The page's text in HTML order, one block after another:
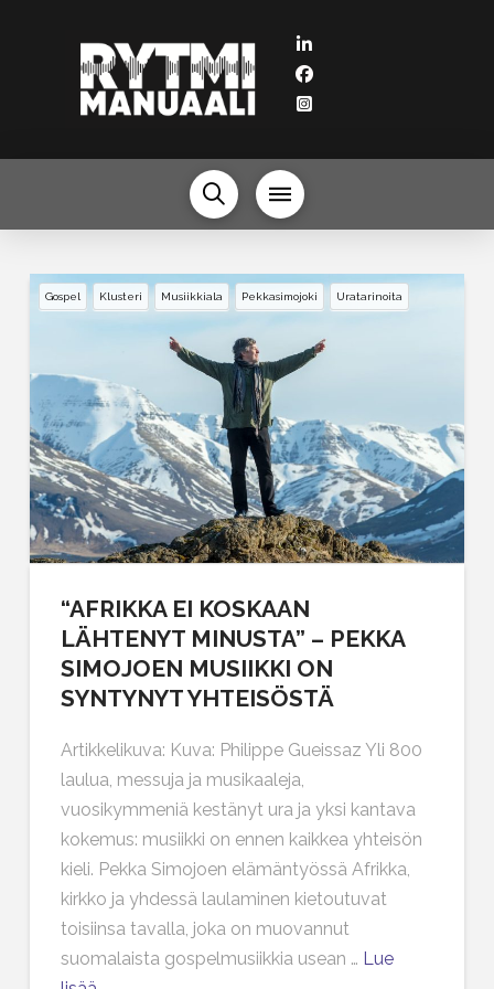
“AFRIKKA EI KOSKAAN
LÄHTENYT MINUSTA” – PEKKA
SIMOJOEN MUSIIKKI ON
SYNTYNYT YHTEISÖSTÄ
Artikkelikuva: Kuva: Philippe Gueissaz Yli 800
laulua, messuja ja musikaaleja,
vuosikymmeniä kestänyt ura ja yksi kantava
kokemus: musiikki on ennen kaikkea yhteisön
kieli. Pekka Simojoen elämäntyössä Afrikka,
kirkko ja yhdessä laulaminen kietoutuvat
toisiinsa tavalla, joka on muovannut
suomalaista gospelmusiikkia usean … Lue
Gospel Klusteri Musiikkiala Pekkasimojoki Uratarinoita